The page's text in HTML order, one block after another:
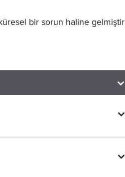
küresel bir sorun haline gelmiştir